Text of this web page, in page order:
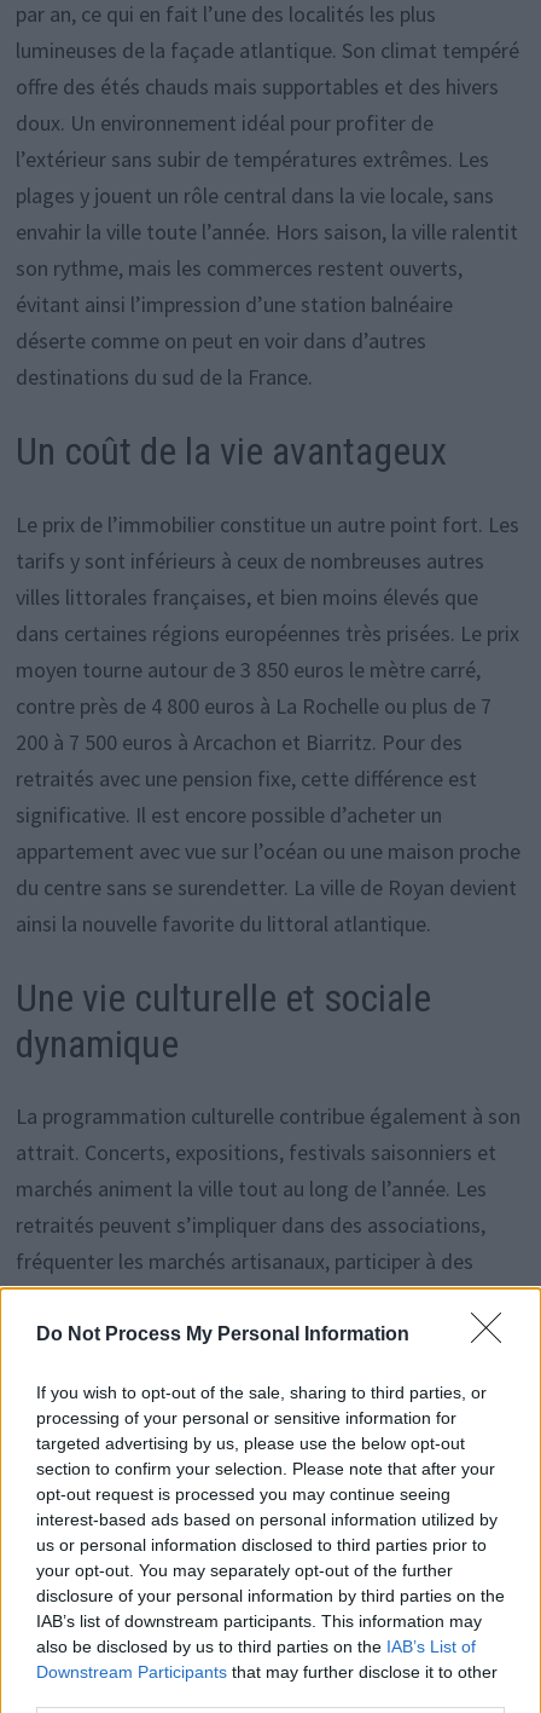
Do Not Process My Personal Information
If you wish to opt-out of the sale, sharing to third parties, or
processing of your personal or sensitive information for
targeted advertising by us, please use the below opt-out
section to confirm your selection. Please note that after your
opt-out request is processed you may continue seeing
interest-based ads based on personal information utilized by
us or personal information disclosed to third parties prior to
your opt-out. You may separately opt-out of the further
disclosure of your personal information by third parties on the
IAB’s list of downstream participants. This information may
also be disclosed by us to third parties on the IAB’s List of
Downstream Participants that may further disclose it to other
par an, ce qui en fait l’une des localités les plus
lumineuses de la façade atlantique. Son climat tempéré
offre des étés chauds mais supportables et des hivers
doux. Un environnement idéal pour profiter de
l’extérieur sans subir de températures extrêmes. Les
plages y jouent un rôle central dans la vie locale, sans
envahir la ville toute l’année. Hors saison, la ville ralentit
son rythme, mais les commerces restent ouverts,
évitant ainsi l’impression d’une station balnéaire
déserte comme on peut en voir dans d’autres
destinations du sud de la France.
Un coût de la vie avantageux
Le prix de l’immobilier constitue un autre point fort. Les
tarifs y sont inférieurs à ceux de nombreuses autres
villes littorales françaises, et bien moins élevés que
dans certaines régions européennes très prisées. Le prix
moyen tourne autour de 3 850 euros le mètre carré,
contre près de 4 800 euros à La Rochelle ou plus de 7
200 à 7 500 euros à Arcachon et Biarritz. Pour des
retraités avec une pension fixe, cette différence est
significative. Il est encore possible d’acheter un
appartement avec vue sur l’océan ou une maison proche
du centre sans se surendetter. La ville de Royan devient
ainsi la nouvelle favorite du littoral atlantique.
Une vie culturelle et sociale
dynamique
La programmation culturelle contribue également à son
attrait. Concerts, expositions, festivals saisonniers et
marchés animent la ville tout au long de l’année. Les
retraités peuvent s’impliquer dans des associations,
fréquenter les marchés artisanaux, participer à des
événements municipaux et nouer rapidement des liens
sociaux. La taille intermédiaire de la commune facilite
ou dans les salles de spectacle. L’intégration se fait
naturellement, sans formalités compliquées.
Une accessibilité facilitée
La ville est bien connectée. Elle se trouve à environ trois
heures en train de Paris, ce qui permet de faire des
allers-retours réguliers. Les lignes ferroviaires, les bus